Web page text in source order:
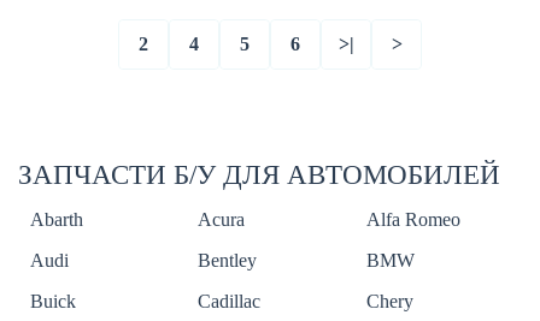
2 4 5 6 >
>|
ЗАПЧАСТИ Б/У ДЛЯ АВТОМОБИЛЕЙ
Abarth Acura
Alfa Romeo
Audi
Bentley
BMW
Buick
Cadillac
Chery